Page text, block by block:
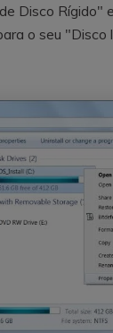
Disco Rígido"
o seu "Disco